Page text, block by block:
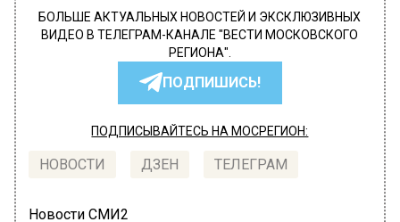
БОЛЬШЕ АКТУАЛЬНЫХ НОВОСТЕЙ И ЭКСКЛЮЗИВНЫХ
ВИДЕО В ТЕЛЕГРАМ-КАНАЛЕ "ВЕСТИ МОСКОВСКОГО
РЕГИОНА".
ПОДПИШИСЬ!
ПОДПИСЫВАЙТЕСЬ НА МОСРЕГИОН:
НОВОСТИ ДЗЕН ТЕЛЕГРАМ
Новости СМИ2